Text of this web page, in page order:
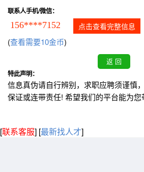
联系人手机/微信：
156****7152 点击查看完整信息
(查看需要10金币)
特此声明：
信息真伪请自行辨别，求职应聘须谨慎
保证或连带责任! 希望我们的平台能为您
[联系客服] [最新找人才]